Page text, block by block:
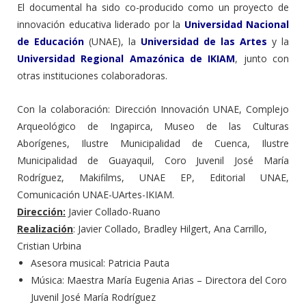
El documental ha sido co-producido como un proyecto de
innovación educativa liderado por la Universidad Nacional
de Educación (UNAE), la Universidad de las Artes y la
Universidad Regional Amazónica de IKIAM, junto con
otras instituciones colaboradoras.
Con la colaboración: Dirección Innovación UNAE, Complejo
Arqueológico de Ingapirca, Museo de las Culturas
Aborígenes, Ilustre Municipalidad de Cuenca, Ilustre
Municipalidad de Guayaquil, Coro Juvenil José María
Rodríguez, Makifilms, UNAE EP, Editorial UNAE,
Comunicación UNAE-UArtes-IKIAM.
Dirección: Javier Collado-Ruano
Realización: Javier Collado, Bradley Hilgert, Ana Carrillo,
Cristian Urbina
Asesora musical: Patricia Pauta
Música: Maestra María Eugenia Arias – Directora del Coro
Juvenil José María Rodríguez